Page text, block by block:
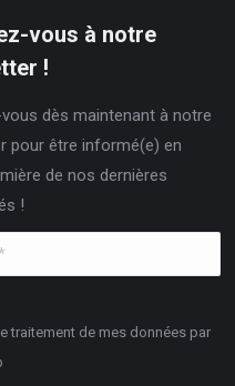
vous à notre
!
dès maintenant à notre
pour être informé(e) en
de nos dernières
!
traitement de mes données par